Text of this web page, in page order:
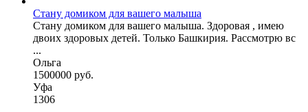
Стану домиком для вашего малыша
Стану домиком для вашего малыша. Здоровая , имею
двоих здоровых детей. Только Башкирия. Рассмотрю вс
...
Ольга
1500000 руб.
Уфа
1306